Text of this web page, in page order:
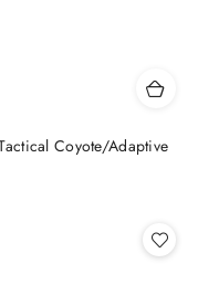
Coyote/Adaptive